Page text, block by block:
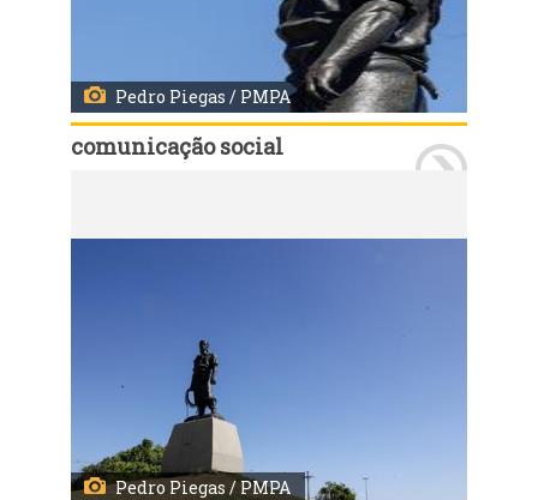
Pedro Piegas / PMPA
comunicação social
Pedro Piegas / PMPA